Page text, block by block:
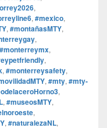
,
, #mexico,
, #montañasMTY,
,
#monterreymx,
,
, #monterreysafety,
, #mty, #mty-
,
, #museosMTY,
,
, #naturalezaNL,